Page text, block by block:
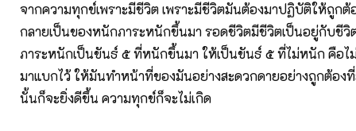
จากความทุกข์เพราะมีชีวิต เพราะมีชีวิตมันต้องมาปฏิบัติให้ถูกต้
กลายเป็นของหนักภาระหนักขึ้นมา รอดชีวิตมีชีวิตเป็นอยู่กับชีวิ
ภาระหนักเป็นขันธ์ ๕ ที่หนักขึ้นมา ให้เป็นขันธ์ ๕ ที่ไม่หนัก คือไ
มาแบกไว้ ให้มันทำหน้าที่ของมันอย่างสะดวกดายอย่างถูกต้อง
นั้นก็จะยิ่งดีขึ้น ความทุกข์ก็จะไม่เกิด